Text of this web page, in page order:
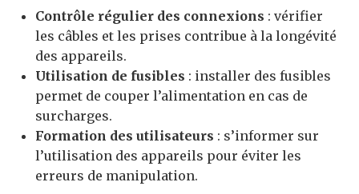
Contrôle régulier des connexions : vérifier
les câbles et les prises contribue à la longévité
des appareils.
Utilisation de fusibles : installer des fusibles
permet de couper l’alimentation en cas de
surcharges.
Formation des utilisateurs : s’informer sur
l’utilisation des appareils pour éviter les
erreurs de manipulation.